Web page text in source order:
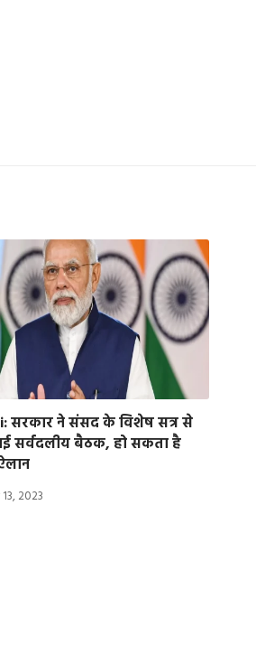
सरकार ने संसद के विशेष सत्र से
सर्वदलीय बैठक, हो सकता है
2023